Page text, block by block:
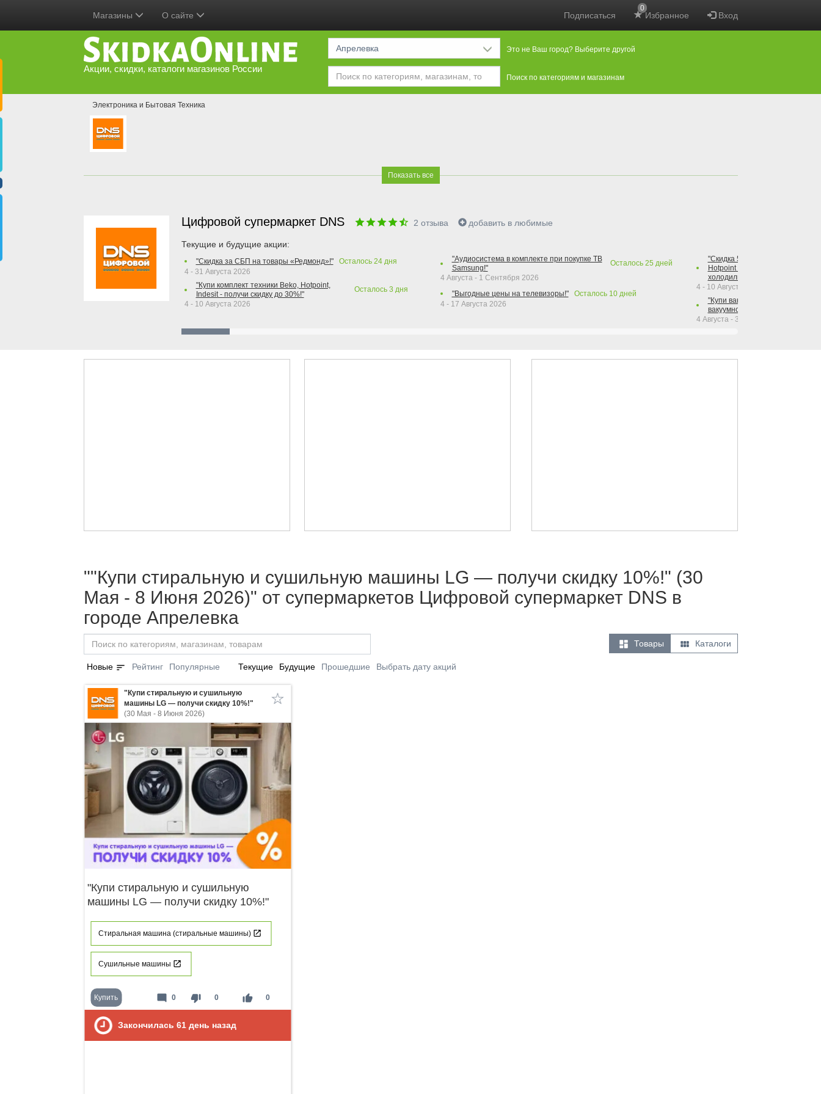
Подписаться Избранное
0
Вход
Магазины О сайте
Акции, скидки, каталоги магазинов России
Апрелевка Это не Ваш город? Выберите другой
Поиск по категориям и магазинам
Электроника и Бытовая Техника
Показать все
Цифровой супермаркет DNS 2 отзыва добавить в любимые
Текущие и будущие акции:
"Скидка за СБП на товары «Редмонд»!" Осталось 24дня
4 - 31 Августа 2026
"Купи комплект техники Beko, Hotpoint,
Indesit - получи скидку до 30%!"
Осталось 3 дня
4 - 10 Августа 2026
"Аудиосистема в комплекте при покупке ТВ
Samsung!"
Осталось 25 дней
4 Августа - 1 Сентября 2026
"Выгодные цены на телевизоры!"
Осталось 10дней
4 - 17 Августа 2026
"Скидка 50% на варочную
Hotpoint при покупке духового
холодильника Hotpoint!"
4 - 10 Августа 2026
"Купи вакуумный упаковщик +
вакуумного упаковщика =
4 Августа - 30 Сентября 2026
""Купи стиральную и сушильную машины LG — получи скидку 10%!" (30
Мая - 8 Июня 2026)" от супермаркетов Цифровой супермаркет DNS в
городе Апрелевка
 Товары  Каталоги
Новые sort Рейтинг Популярные Текущие Будущие Прошедшие Выбрать дату акций
"Купи стиральную и сушильную
машины LG — получи скидку 10%!"
(30 Мая - 8 Июня 2026)
"Купи стиральную и сушильную
машины LG — получи скидку 10%!"
Стиральная машина (стиральные машины)
Сушильные машины
Купить thumb_down 0 thumb_up 0
mode_comment 0
Закончилась 61 день назад